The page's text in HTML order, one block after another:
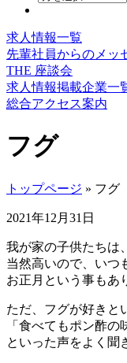
求人情報一覧
先輩社員からのメッ
THE 座談会
求人情報掲載企業一
総合アクセス案内
フグ
トップページ » フグ
2021年12月31日
我が家の子供たちは
当然高いので、いつ
お正月という事もあ
ただ、フグが好きと
「食べてもポン酢の
といった声をよく聞